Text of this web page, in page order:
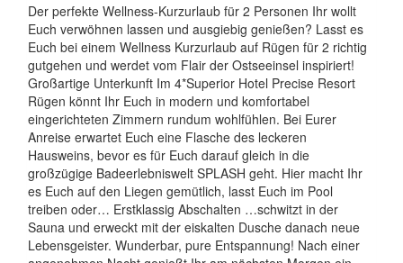
Der perfekte Wellness-Kurzurlaub für 2 Personen Ihr wollt
Euch verwöhnen lassen und ausgiebig genießen? Lasst es
Euch bei einem Wellness Kurzurlaub auf Rügen für 2 richtig
gutgehen und werdet vom Flair der Ostseeinsel inspiriert!
Großartige Unterkunft Im 4*Superior Hotel Precise Resort
Rügen könnt Ihr Euch in modern und komfortabel
eingerichteten Zimmern rundum wohlfühlen. Bei Eurer
Anreise erwartet Euch eine Flasche des leckeren
Hausweins, bevor es für Euch darauf gleich in die
großzügige Badeerlebniswelt SPLASH geht. Hier macht Ihr
es Euch auf den Liegen gemütlich, lasst Euch im Pool
treiben oder… Erstklassig Abschalten …schwitzt in der
Sauna und erweckt mit der eiskalten Dusche danach neue
Lebensgeister. Wunderbar, pure Entspannung! Nach einer